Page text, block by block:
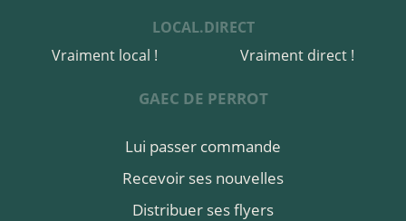
LOCAL.DIRECT
Vraiment local !
Vraiment direct !
GAEC DE PERROT
Lui passer commande
Recevoir ses nouvelles
Distribuer ses flyers